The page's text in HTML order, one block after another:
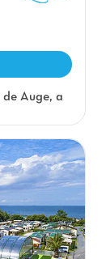
Auge, a